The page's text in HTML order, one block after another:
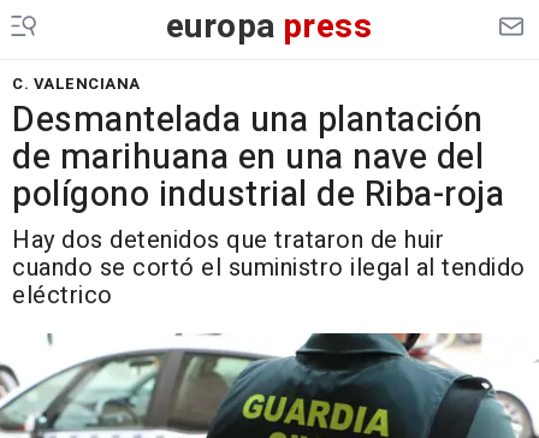
europa press
C. VALENCIANA
Desmantelada una plantación
de marihuana en una nave del
polígono industrial de Riba-roja
Hay dos detenidos que trataron de huir
cuando se cortó el suministro ilegal al tendido
eléctrico